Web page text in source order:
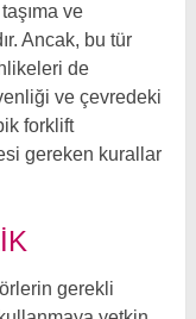
ve
Ancak, bu tür
de
ve çevredeki
forklift
gereken kurallar
gerekli